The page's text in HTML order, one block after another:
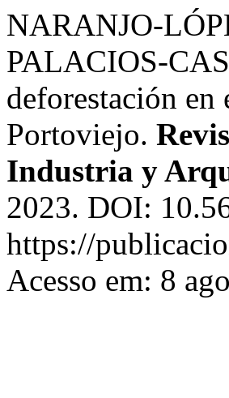
NARANJO-
PALACIOS-
deforestación en
Portoviejo.
Industria y
2023. DOI:
https://
Acesso em: 8